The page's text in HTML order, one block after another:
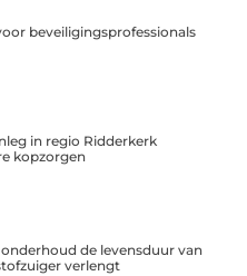
beveiligingsprofessionals
in regio Ridderkerk
kopzorgen
de levensduur van
verlengt